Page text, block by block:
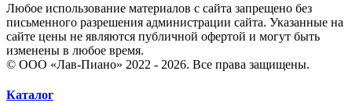
Любое использование материалов с сайта запрещено без
письменного разрешения администрации сайта. Указанные на
сайте цены не являются публичной офертой и могут быть
изменены в любое время.
© ООО «Лав-Пиано» 2022 - 2026. Все права защищены.
Каталог